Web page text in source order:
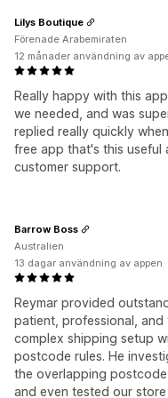
Really happy with this
we needed, and was
replied really quickly
free app that's this useful
customer support.
Lilys Boutique
Förenade Arabemiraten
12 månader användning av
Reymar provided
patient, professional,
complex shipping setup
postcode rules. He
the overlapping
and even tested our
Barrow Boss
Australien
13 dagar användning av appen